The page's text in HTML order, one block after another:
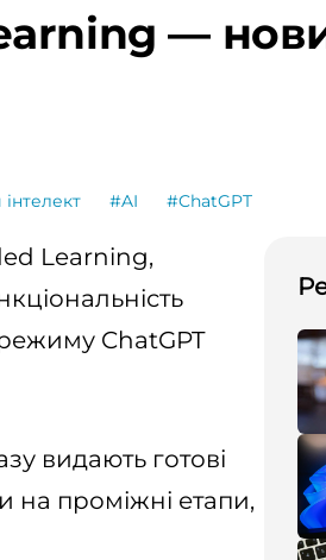
—
#AI #ChatGPT
Learning,
ChatGPT
видають готові
на проміжні етапи,